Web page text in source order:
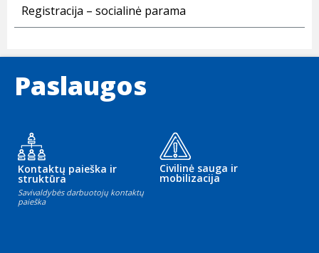
Registracija – socialinė parama
Paslaugos
Kontaktų paieška ir
struktūra
Savivaldybės darbuotojų kontaktų
paieška
Civilinė sauga ir
mobilizacija